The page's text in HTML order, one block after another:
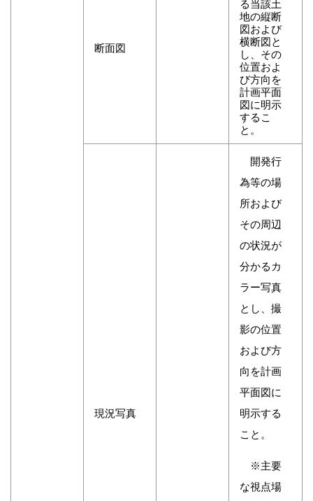
断面図
る当該土
地の縦断
図および
横断図と
し、その
位置およ
び方向を
計画平面
図に明示
するこ
と。
現況写真
開発行
為等の場
所および
その周辺
の状況が
分かるカ
ラー写真
とし、撮
影の位置
および方
向を計画
平面図に
明示する
こと。
※主要
な視点場